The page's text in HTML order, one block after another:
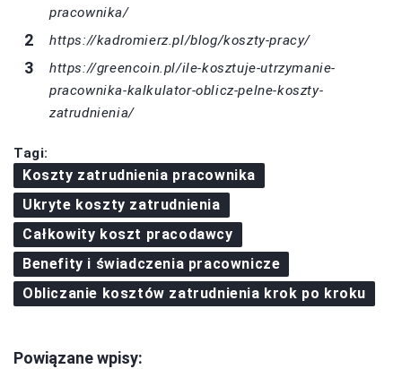
pracownika/
https://kadromierz.pl/blog/koszty-pracy/
https://greencoin.pl/ile-kosztuje-utrzymanie-
pracownika-kalkulator-oblicz-pelne-koszty-
zatrudnienia/
Tagi:
Koszty zatrudnienia pracownika
Ukryte koszty zatrudnienia
Całkowity koszt pracodawcy
Benefity i świadczenia pracownicze
Obliczanie kosztów zatrudnienia krok po kroku
Powiązane wpisy: